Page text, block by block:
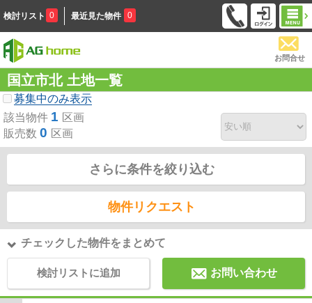
検討リスト 0 最近見た物件 0
お問合せ
国立市北 土地一覧
募集中のみ表示
該当物件 1 区画
販売数 0 区画
さらに条件を絞り込む
物件リクエスト
チェックした物件をまとめて
検討リストに追加 お問い合わせ